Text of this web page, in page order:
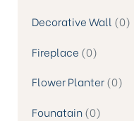
Decorative Wall 0
Fireplace 0
Flower Planter 0
Founatain 0